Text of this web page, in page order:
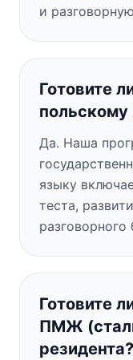
и
Готовите
польскому
Да. Наша
языку
теста,
разговорного
Готовите
ПМЖ
резидента?